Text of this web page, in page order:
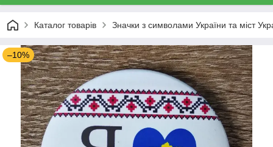
Каталог товарів Значки з символами України та міст
–10%